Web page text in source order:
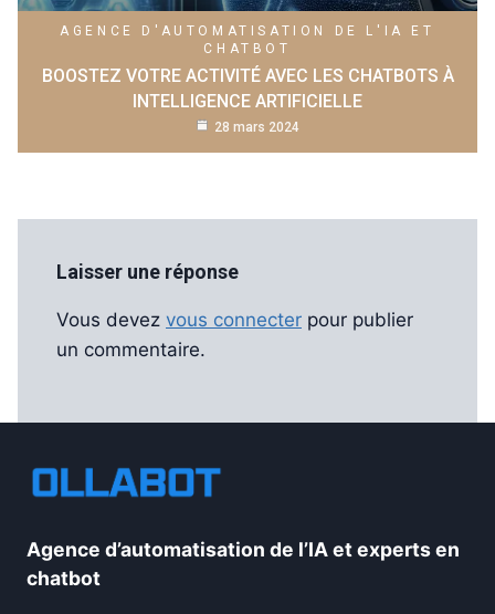
AGENCE D'AUTOMATISATION DE L'IA ET
CHATBOT
BOOSTEZ VOTRE ACTIVITÉ AVEC LES CHATBOTS À
INTELLIGENCE ARTIFICIELLE
28 mars 2024
Laisser une réponse
Vous devez vous connecter pour publier
un commentaire.
Agence d’automatisation de l’IA et experts en
chatbot